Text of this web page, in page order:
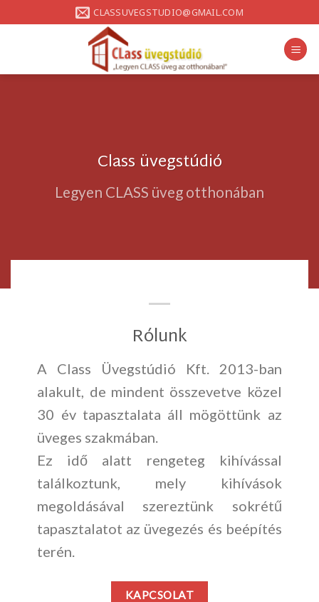
to
CLASSUVEGSTUDIO@GMAIL.COM
Class üvegstúdió
Legyen CLASS üveg otthonában
Rólunk
A Class Üvegstúdió Kft. 2013-ban
alakult, de mindent összevetve közel
30 év tapasztalata áll mögöttünk az
üveges szakmában.
Ez idő alatt rengeteg kihívással
találkoztunk, mely kihívások
megoldásával szereztünk sokrétű
tapasztalatot az üvegezés és beépítés
terén.
KAPCSOLAT